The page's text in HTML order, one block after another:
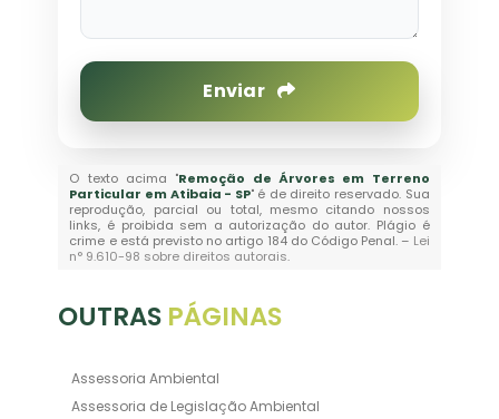
Enviar
O texto acima "Remoção de Árvores em Terreno
Particular em Atibaia - SP" é de direito reservado. Sua
reprodução, parcial ou total, mesmo citando nossos
links, é proibida sem a autorização do autor. Plágio é
crime e está previsto no artigo 184 do Código Penal. – Lei
n° 9.610-98 sobre direitos autorais.
OUTRAS PÁGINAS
Assessoria Ambiental
Assessoria de Legislação Ambiental